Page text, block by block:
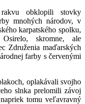
obklopili stovky
mnohých národov, v
karpatského spolku,
skromne, ale
Združenia maďarských
farby s červenými
oplakávali svojho
slnka prelomili závoj
tomu veľavravný